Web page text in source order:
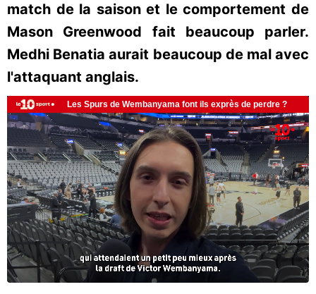
match de la saison et le comportement de
Mason Greenwood fait beaucoup parler.
Medhi Benatia aurait beaucoup de mal avec
l'attaquant anglais.